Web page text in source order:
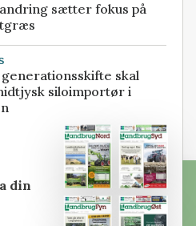
sætter fokus på
skal
siloimportør i
din